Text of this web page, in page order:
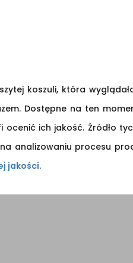
koszuli, która
Dostępne na ten
ich jakość. Źródło
analizowaniu procesu
jakości.